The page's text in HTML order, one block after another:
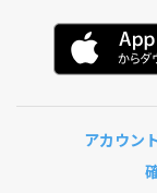
アカウン